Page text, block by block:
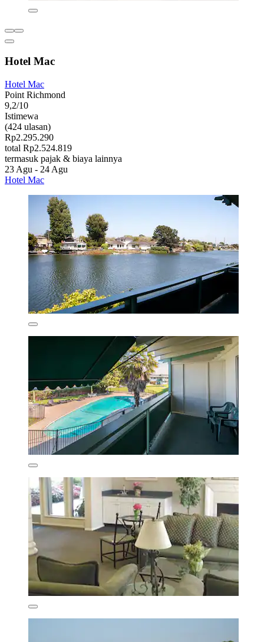
Hotel Mac
Hotel Mac
Point Richmond
9,2/10
Istimewa
(424 ulasan)
Rp2.295.290
total Rp2.524.819
termasuk pajak & biaya lainnya
23 Agu - 24 Agu
Hotel Mac